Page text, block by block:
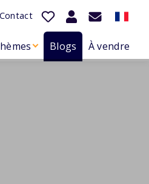
Contact
Blogs À vendre